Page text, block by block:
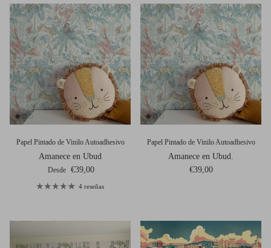
Papel Pintado de Vinilo Autoadhesivo
Amanece en Ubud
Precio normal
Desde €39,00
4 reseñas
Papel Pintado de Vinilo Autoadhesivo
Amanece en Ubud.
Precio normal
€39,00